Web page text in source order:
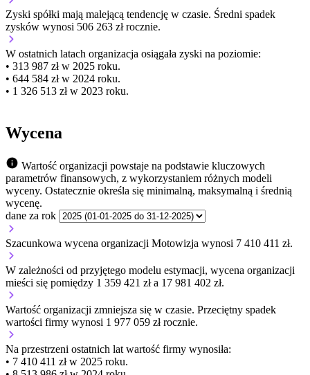
Zyski spółki mają malejącą tendencję w czasie. Średni spadek
zysków wynosi 506 263 zł rocznie.
W ostatnich latach organizacja osiągała zyski na poziomie:
• 313 987 zł w 2025 roku.
• 644 584 zł w 2024 roku.
• 1 326 513 zł w 2023 roku.
Wycena
Wartość organizacji powstaje na podstawie kluczowych
parametrów finansowych, z wykorzystaniem różnych modeli
wyceny. Ostatecznie określa się minimalną, maksymalną i średnią
wycenę.
dane za rok
Szacunkowa wycena organizacji Motowizja wynosi 7 410 411 zł.
W zależności od przyjętego modelu estymacji, wycena organizacji
mieści się pomiędzy 1 359 421 zł a 17 981 402 zł.
Wartość organizacji zmniejsza się w czasie. Przeciętny spadek
wartości firmy wynosi 1 977 059 zł rocznie.
Na przestrzeni ostatnich lat wartość firmy wynosiła:
• 7 410 411 zł w 2025 roku.